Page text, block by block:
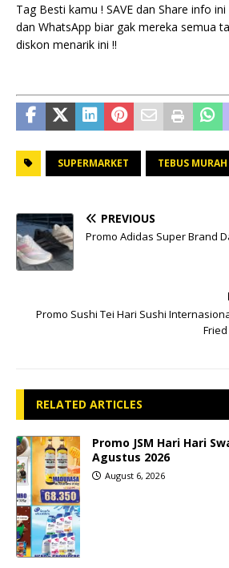
Tag Besti kamu ! SAVE dan Share info ini
dan WhatsApp biar gak mereka semua
diskon menarik ini !!
SUPERMARKET TEBUS MURAH
PREVIOUS
Promo Adidas Super Brand
Promo Sushi Tei Hari Sushi
Fried
RELATED ARTICLES
Promo JSM Hari Hari
Agustus 2026
August 6, 2026